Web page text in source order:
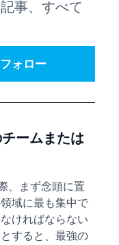
事、すべて
ォロー
ームまたは
、まず念頭に置
域に最も集中で
ければならない
すると、最強の